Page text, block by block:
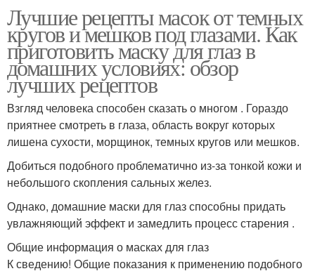
Лучшие рецепты масок от темных
кругов и мешков под глазами. Как
приготовить маску для глаз в
домашних условиях: обзор
лучших рецептов
Взгляд человека способен сказать о многом . Гораздо
приятнее смотреть в глаза, область вокруг которых
лишена сухости, морщинок, темных кругов или мешков.
Добиться подобного проблематично из-за тонкой кожи и
небольшого скопления сальных желез.
Однако, домашние маски для глаз способны придать
увлажняющий эффект и замедлить процесс старения .
Общие информация о масках для глаз
К сведению! Общие показания к применению подобного